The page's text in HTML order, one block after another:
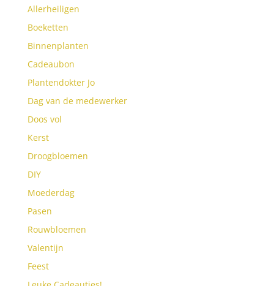
Allerheiligen
Boeketten
Binnenplanten
Cadeaubon
Plantendokter Jo
Dag van de medewerker
Doos vol
Kerst
Droogbloemen
DIY
Moederdag
Pasen
Rouwbloemen
Valentijn
Feest